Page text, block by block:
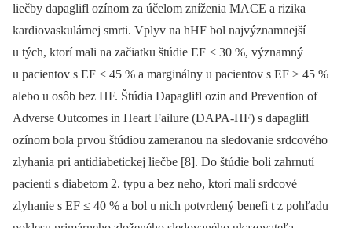
liečby dapaglifl ozínom za účelom zníženia MACE a rizika
kardiovaskulárnej smrti. Vplyv na hHF bol najvýznamnejší
u tých, ktorí mali na začiatku štúdie EF < 30 %, významný
u pacientov s EF < 45 % a marginálny u pacientov s EF ≥ 45 %
alebo u osôb bez HF. Štúdia Dapaglifl ozin and Prevention of
Adverse Outcomes in Heart Failure (DAPA-HF) s dapaglifl
ozínom bola prvou štúdiou zameranou na sledovanie srdcového
zlyhania pri antidiabetickej liečbe [8]. Do štúdie boli zahrnutí
pacienti s diabetom 2. typu a bez neho, ktorí mali srdcové
zlyhanie s EF ≤ 40 % a bol u nich potvrdený benefi t z pohľadu